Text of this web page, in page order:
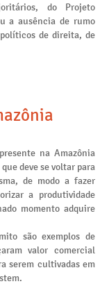
do Projeto
a ausência de rumo
de direita, de
na Amazônia
deve se voltar para
de modo a fazer
a produtividade
momento adquire
são exemplos de
valor comercial
serem cultivadas em